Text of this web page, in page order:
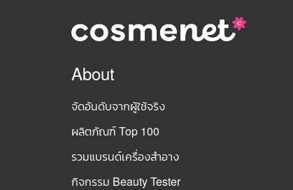
About
จัดอันดับจากผู้ใช้จริง
ผลิตภัณฑ์ Top 100
รวมแบรนด์เครื่องสำอาง
กิจกรรม Beauty Tester